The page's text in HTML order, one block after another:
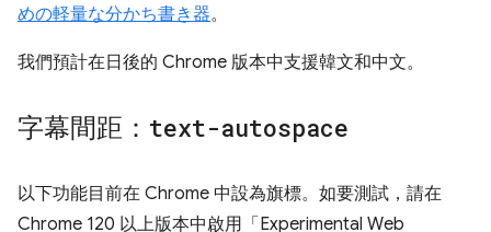
めの軽量な分かち書き器。
我們預計在日後的 Chrome 版本中支援韓文和中文。
字幕間距： text-autospace
以下功能目前在 Chrome 中設為旗標。如要測試，請在
Chrome 120 以上版本中啟用「Experimental Web